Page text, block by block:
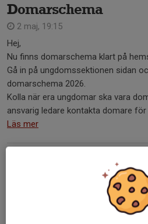
Domarschema
2 maj, 19:15
Hej,
Nu finns domarschema klart på
Gå in på ungdomssektionen sidan
domarschema 2026.
Kolla när era ungdomar ska vara
ansvarig ledare kontakta domare
Läs mer
Vårens idrottsrabatt är